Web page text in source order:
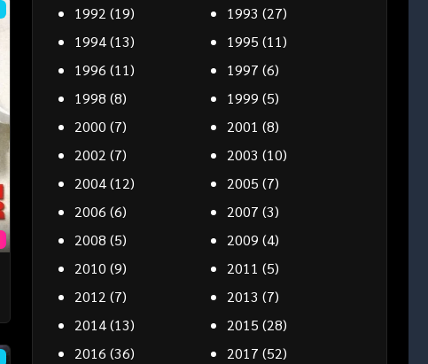
1992 (19) 1993 (27)
1994(13) 1995 (11)
1996 (11) 1997 (6)
1998 (8) 1999 (5)
2000 (7) 2001 (8)
2002 (7) 2003 (10)
2004(12) 2005 (7)
2006 (6) 2007 (3)
2008 (5) 2009 (4)
2010 (9) 2011 (5)
2012 (7) 2013 (7)
2014(13) 2015 (28)
2016 (36) 2017 (52)